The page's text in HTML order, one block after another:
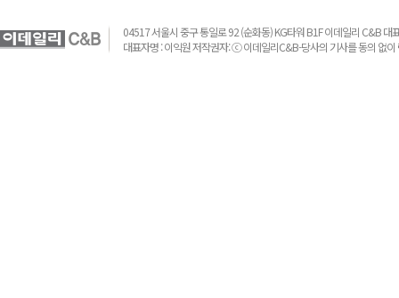
04517 서울시 중구 통일로 92 (순화동) KG타워 B1F 이데일리 C&B
대표자명 : 이익원 저작권자: ⓒ 이데일리C&B-당사의 기사를 동의 없